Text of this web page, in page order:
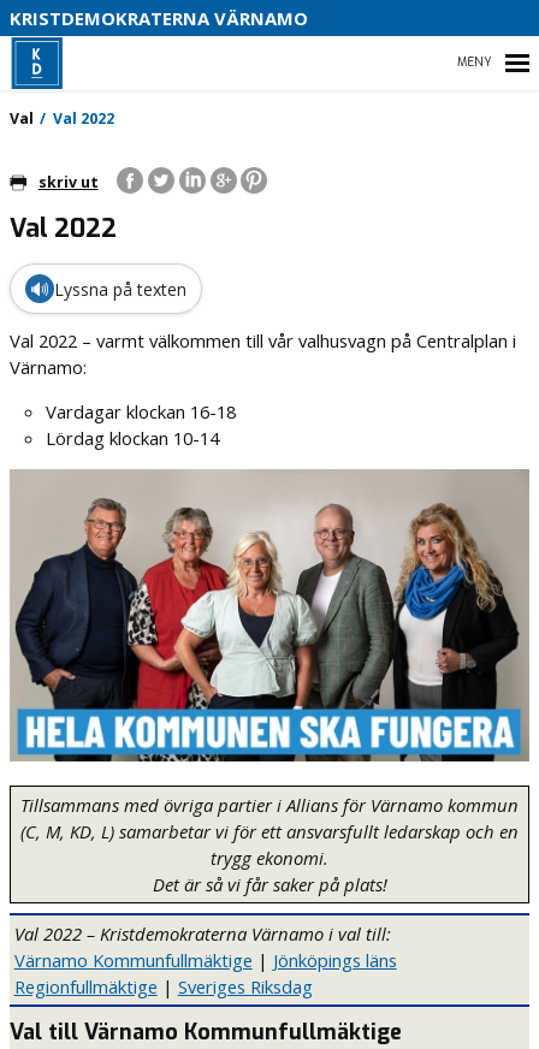
KRISTDEMOKRATERNA VÄRNAMO
HEM
STARTSIDA
OM OSS
KONTAKTA OSS
Val Val 2022
skriv ut
Val 2022
🔊 Lyssna på texten
Val 2022 – varmt välkommen till vår valhusvagn på Centralplan i
Värnamo:
Vardagar klockan 16-18
Lördag klockan 10-14
Tillsammans med övriga partier i Allians för Värnamo kommun
(C, M, KD, L) samarbetar vi för ett ansvarsfullt ledarskap och en
trygg ekonomi.
Det är så vi får saker på plats!
Val 2022 – Kristdemokraterna Värnamo i val till:
Värnamo Kommunfullmäktige | Jönköpings läns
Regionfullmäktige | Sveriges Riksdag
Val till Värnamo Kommunfullmäktige